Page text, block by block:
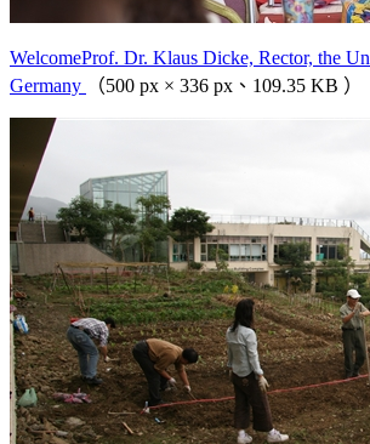
WelcomeProf. Dr. Klaus Dicke, Rector, the
Germany
（500 px × 336 px、109.35 KB ）